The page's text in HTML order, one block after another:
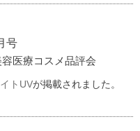
号
医療コスメ品評会
トUVが掲載されました。